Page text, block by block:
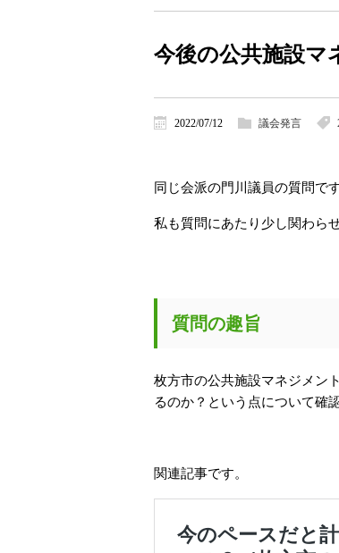
今後の公共施設マ
2022/07/12 議会発言
同じ会派の門川議員の質問です
私も質問にあたり少し関わら
質問の趣旨
枚方市の公共施設マネジメン
るのか？という点について確
関連記事です。